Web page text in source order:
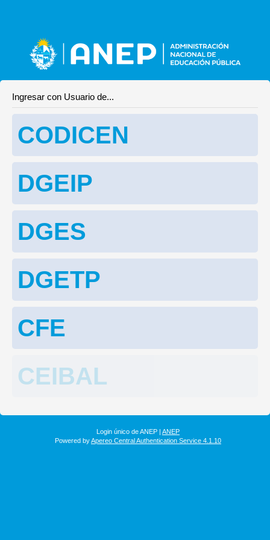
Ingresar con Usuario de...
CODICEN
DGEIP
DGES
DGETP
CFE
CEIBAL
Login único de ANEP | ANEP
Powered byApereo Central Authentication Service 4.1.10